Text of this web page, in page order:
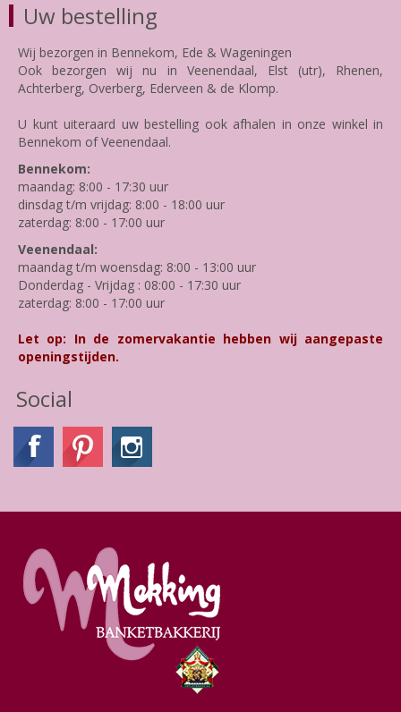
Uw bestelling
Wij bezorgen in Bennekom, Ede & Wageningen
Ook bezorgen wij nu in Veenendaal, Elst (utr), Rhenen,
Achterberg, Overberg, Ederveen & de Klomp.
U kunt uiteraard uw bestelling ook afhalen in onze winkel in
Bennekom of Veenendaal.
Bennekom:
maandag: 8:00 - 17:30 uur
dinsdag t/m vrijdag: 8:00 - 18:00 uur
zaterdag: 8:00 - 17:00 uur
Veenendaal:
maandag t/m woensdag: 8:00 - 13:00 uur
Donderdag - Vrijdag : 08:00 - 17:30 uur
zaterdag: 8:00 - 17:00 uur
Let op: In de zomervakantie hebben wij aangepaste
openingstijden.
Social